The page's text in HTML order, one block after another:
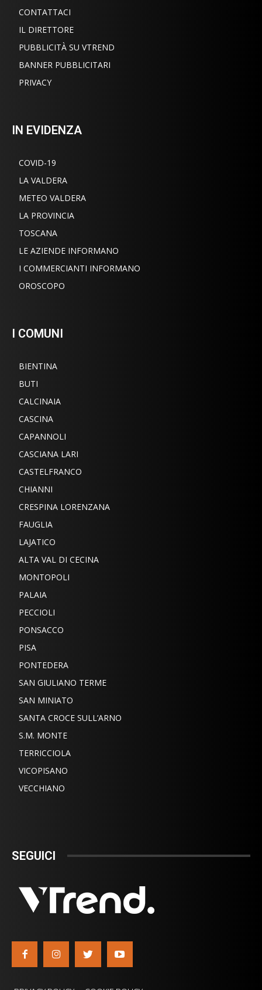
CONTATTACI
IL DIRETTORE
PUBBLICITÀ SU VTREND
BANNER PUBBLICITARI
PRIVACY
IN EVIDENZA
COVID-19
LA VALDERA
METEO VALDERA
LA PROVINCIA
TOSCANA
LE AZIENDE INFORMANO
I COMMERCIANTI INFORMANO
OROSCOPO
I COMUNI
BIENTINA
BUTI
CALCINAIA
CASCINA
CAPANNOLI
CASCIANA LARI
CASTELFRANCO
CHIANNI
CRESPINA LORENZANA
FAUGLIA
LAJATICO
ALTA VAL DI CECINA
MONTOPOLI
PALAIA
PECCIOLI
PONSACCO
PISA
PONTEDERA
SAN GIULIANO TERME
SAN MINIATO
SANTA CROCE SULL’ARNO
S.M. MONTE
TERRICCIOLA
VICOPISANO
VECCHIANO
SEGUICI